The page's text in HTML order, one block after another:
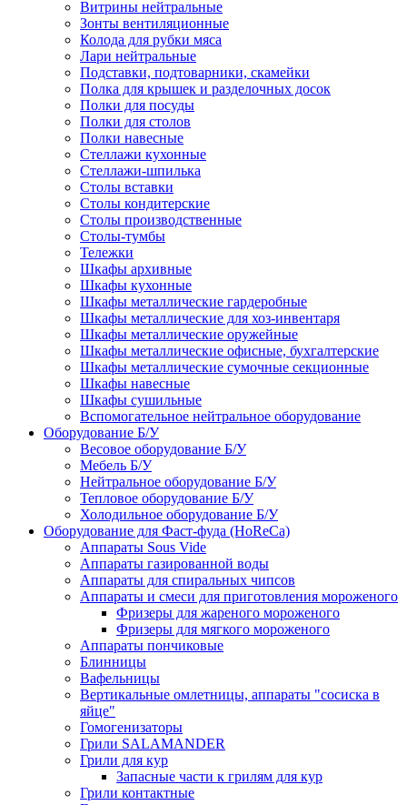
Витрины нейтральные
Зонты вентиляционные
Колода для рубки мяса
Лари нейтральные
Подставки, подтоварники, скамейки
Полка для крышек и разделочных досок
Полки для посуды
Полки для столов
Полки навесные
Стеллажи кухонные
Стеллажи-шпилька
Столы вставки
Столы кондитерские
Столы производственные
Столы-тумбы
Тележки
Шкафы архивные
Шкафы кухонные
Шкафы металлические гардеробные
Шкафы металлические для хоз-инвентаря
Шкафы металлические оружейные
Шкафы металлические офисные, бухгалтерские
Шкафы металлические сумочные секционные
Шкафы навесные
Шкафы сушильные
Вспомогательное нейтральное оборудование
Оборудование Б/У
Весовое оборудование Б/У
Мебель Б/У
Нейтральное оборудование Б/У
Тепловое оборудование Б/У
Холодильное оборудование Б/У
Оборудование для Фаст-фуда (HoReCa)
Аппараты Sous Vide
Аппараты газированной воды
Аппараты для спиральных чипсов
Аппараты и смеси для приготовления мороженого
Фризеры для жареного мороженого
Фризеры для мягкого мороженого
Аппараты пончиковые
Блинницы
Вафельницы
Вертикальные омлетницы, аппараты "сосиска в
яйце"
Гомогенизаторы
Грили SALAMANDER
Грили для кур
Запасные части к грилям для кур
Грили контактные